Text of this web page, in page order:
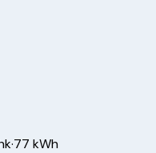
·77 kWh